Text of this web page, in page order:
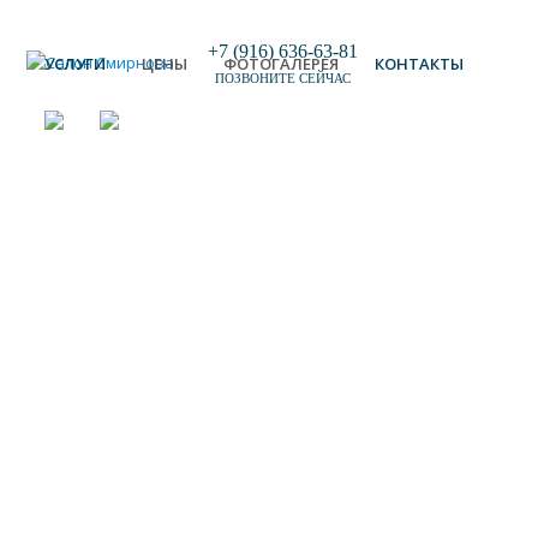
+7 (916) 636-63-81
ПОЗВОНИТЕ СЕЙЧАС
УСЛУГИ ЦЕНЫ ФОТОГАЛЕРЕЯ КОНТАКТЫ